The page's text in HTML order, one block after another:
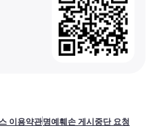
이용약관명예훼손 게시중단 요청